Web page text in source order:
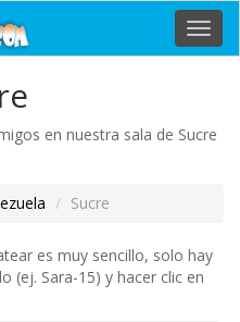
en nuestra sala de Sucre
Sucre
es muy sencillo, solo hay
(ej. Sara-15) y hacer clic en